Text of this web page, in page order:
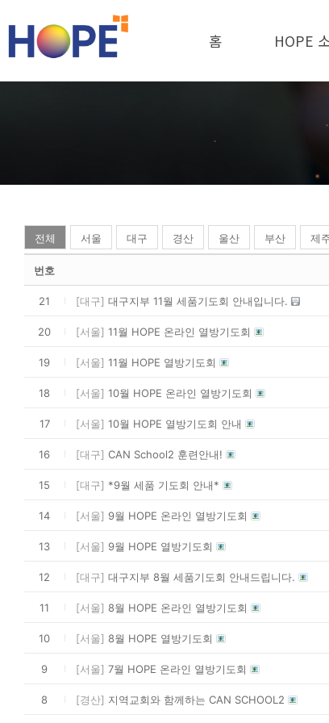
홈 HOPE
전체 서울 대구 경산 울산 부산 제
번호
21 [대구] 대구지부 11월 세품기도회 안내입니다.
20 [서울] 11월 HOPE 온라인 열방기도회
19 [서울] 11월 HOPE 열방기도회
18 [서울] 10월 HOPE 온라인 열방기도회
17 [서울] 10월 HOPE 열방기도회 안내
16 [대구] CAN School2 훈련안내!
15 [대구] *9월 세품 기도회 안내*
14 [서울] 9월 HOPE 온라인 열방기도회
13 [서울] 9월 HOPE 열방기도회
12 [대구] 대구지부 8월 세품기도회 안내드립니다.
11 [서울] 8월 HOPE 온라인 열방기도회
10 [서울] 8월 HOPE 열방기도회
9 [서울] 7월 HOPE 온라인 열방기도회
8 [경산] 지역교회와 함께하는 CAN SCHOOL2